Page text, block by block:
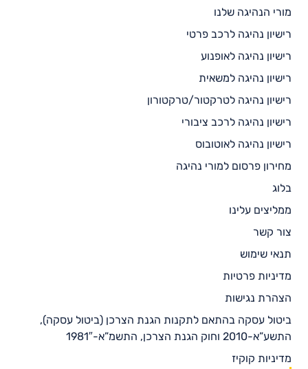
מורי הנהיגה שלנו
רישיון נהיגה לרכב פרטי
רישיון נהיגה לאופנוע
רישיון נהיגה למשאית
רישיון נהיגה לטרקטור/טרקטורון
רישיון נהיגה לרכב ציבורי
רישיון נהיגה לאוטובוס
מחירון פרסום למורי נהיגה
בלוג
ממליצים עלינו
צור קשר
תנאי שימוש
מדיניות פרטיות
הצהרת נגישות
ביטול עסקה בהתאם לתקנות הגנת הצרכן (ביטול עסקה),
התשע”א-2010 וחוק הגנת הצרכן, התשמ”א-1981″
מדיניות קוקיז